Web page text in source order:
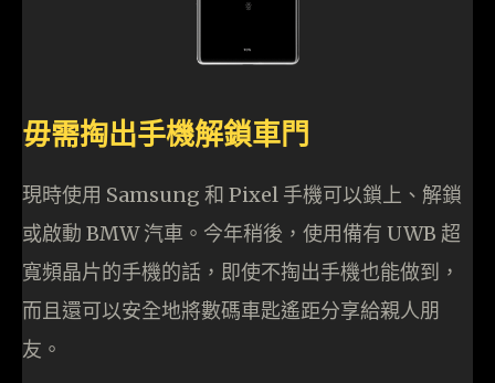
毋需掏出手機解鎖車門
現時使用 Samsung 和 Pixel 手機可以鎖上、解鎖
或啟動 BMW 汽車。今年稍後，使用備有 UWB 超
寬頻晶片的手機的話，即使不掏出手機也能做到，
而且還可以安全地將數碼車匙遙距分享給親人朋
友。